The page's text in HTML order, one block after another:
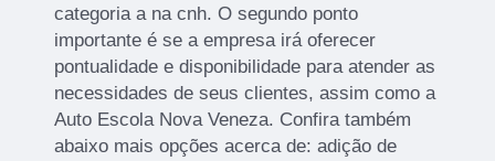
categoria a na cnh. O segundo ponto
importante é se a empresa irá oferecer
pontualidade e disponibilidade para atender as
necessidades de seus clientes, assim como a
Auto Escola Nova Veneza. Confira também
abaixo mais opções acerca de: adição de